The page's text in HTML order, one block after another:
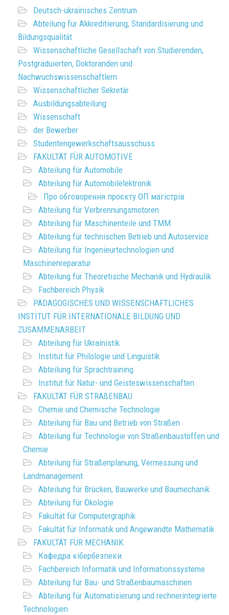
Deutsch-ukrainisches Zentrum
Abteilung für Akkreditierung, Standardisierung und
Bildungsqualität
Wissenschaftliche Gesellschaft von Studierenden,
Postgraduierten, Doktoranden und
Nachwuchswissenschaftlern
Wissenschaftlicher Sekretär
Ausbildungsabteilung
Wissenschaft
der Bewerber
Studentengewerkschaftsausschuss
FAKULTÄT FÜR AUTOMOTIVE
Abteilung für Automobile
Abteilung für Automobilelektronik
Про обговорення проєкту ОП магістрів
Abteilung für Verbrennungsmotoren
Abteilung für Maschinenteile und TMM
Abteilung für technischen Betrieb und Autoservice
Abteilung für Ingenieurtechnologien und
Maschinenreparatur
Abteilung für Theoretische Mechanik und Hydraulik
Fachbereich Physik
PÄDAGOGISCHES UND WISSENSCHAFTLICHES
INSTITUT FÜR INTERNATIONALE BILDUNG UND
ZUSAMMENARBEIT
Abteilung für Ukrainistik
Institut für Philologie und Linguistik
Abteilung für Sprachtraining
Institut für Natur- und Geisteswissenschaften
FAKULTÄT FÜR STRAßENBAU
Chemie und Chemische Technologie
Abteilung für Bau und Betrieb von Straßen
Abteilung für Technologie von Straßenbaustoffen und
Chemie
Abteilung für Straßenplanung, Vermessung und
Landmanagement
Abteilung für Brücken, Bauwerke und Baumechanik
Abteilung für Ökologie
Fakultät für Computergraphik
Fakultät für Informatik und Angewandte Mathematik
FAKULTÄT FÜR MECHANIK
Кафедра кібербезпеки
Fachbereich Informatik und Informationssysteme
Abteilung für Bau- und Straßenbaumaschinen
Abteilung für Automatisierung und rechnerintegrierte
Technologien